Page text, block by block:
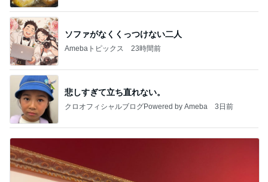
ソファがなくくっつけない二人
Amebaトピックス 23時間前
悲しすぎて立ち直れない。
クロオフィシャルブログPowered by Ameba 3日前